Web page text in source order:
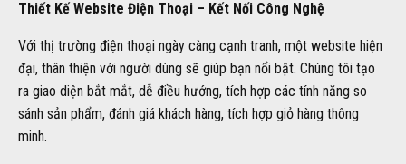
Thiết Kế Website Điện Thoại – Kết Nối Công Nghệ
Với thị trường điện thoại ngày càng cạnh tranh, một website hiện
đại, thân thiện với người dùng sẽ giúp bạn nổi bật. Chúng tôi tạo
ra giao diện bắt mắt, dễ điều hướng, tích hợp các tính năng so
sánh sản phẩm, đánh giá khách hàng, tích hợp giỏ hàng thông
minh.